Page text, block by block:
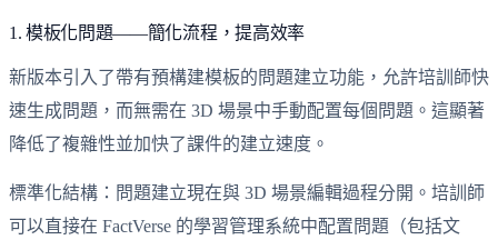
1. 模板化問題——簡化流程，提高效率
新版本引入了帶有預構建模板的問題建立功能，允許培訓師快
速生成問題，而無需在 3D 場景中手動配置每個問題。這顯著
降低了複雜性並加快了課件的建立速度。
標準化結構：問題建立現在與 3D 場景編輯過程分開。培訓師
可以直接在 FactVerse 的學習管理系統中配置問題（包括文